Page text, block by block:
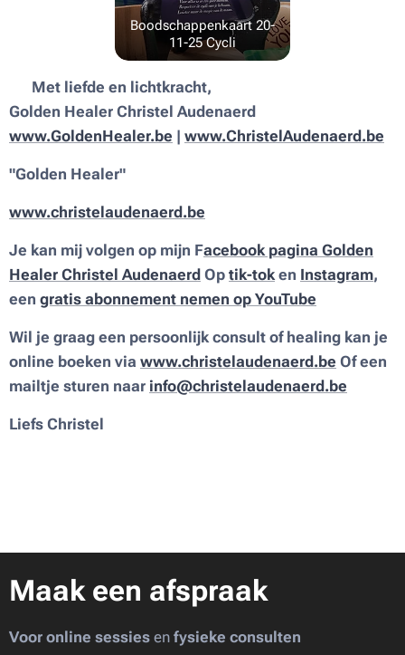
Boodschappenkaart 20-
11-25 Cycli
Met liefde en lichtkracht,
Golden Healer Christel Audenaerd
www.GoldenHealer.be | www.ChristelAudenaerd.be
"Golden Healer"
www.christelaudenaerd.be
Je kan mij volgen op mijn Facebook pagina Golden
Healer Christel Audenaerd Op tik-token Instagram,
een gratis abonnement nemen op YouTube
Wil je graag een persoonlijk consult of healing kan je
online boeken via www.christelaudenaerd.be Of een
mailtje sturen naar info@christelaudenaerd.be
Liefs Christel
Maak een afspraak
Voor online sessies en fysieke consulten